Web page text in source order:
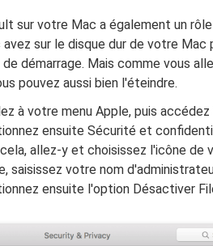
sur votre Mac a également un
avez sur le disque dur de votre
démarrage. Mais comme vous
pouvez aussi bien l'éteindre.
à votre menu Apple, puis
ensuite Sécurité et
allez-y et choisissez l'icône de
saisissez votre nom
ensuite l'option Désactiver